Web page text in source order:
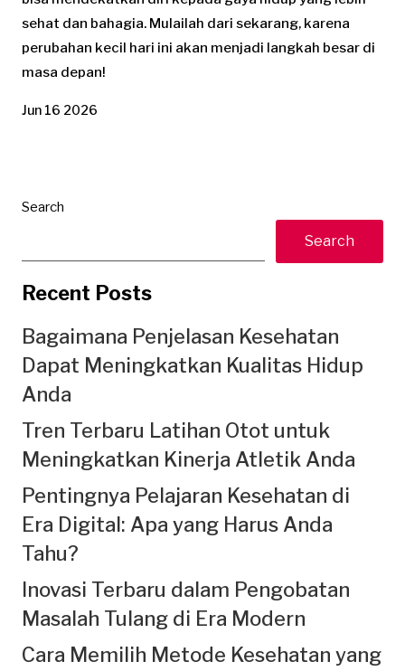
sehat dan bahagia. Mulailah dari sekarang, karena
perubahan kecil hari ini akan menjadi langkah besar di
masa depan!
Jun 16 2026
Search
Search
Recent Posts
Bagaimana Penjelasan Kesehatan
Dapat Meningkatkan Kualitas Hidup
Anda
Tren Terbaru Latihan Otot untuk
Meningkatkan Kinerja Atletik Anda
Pentingnya Pelajaran Kesehatan di
Era Digital: Apa yang Harus Anda
Tahu?
Inovasi Terbaru dalam Pengobatan
Masalah Tulang di Era Modern
Cara Memilih Metode Kesehatan yang